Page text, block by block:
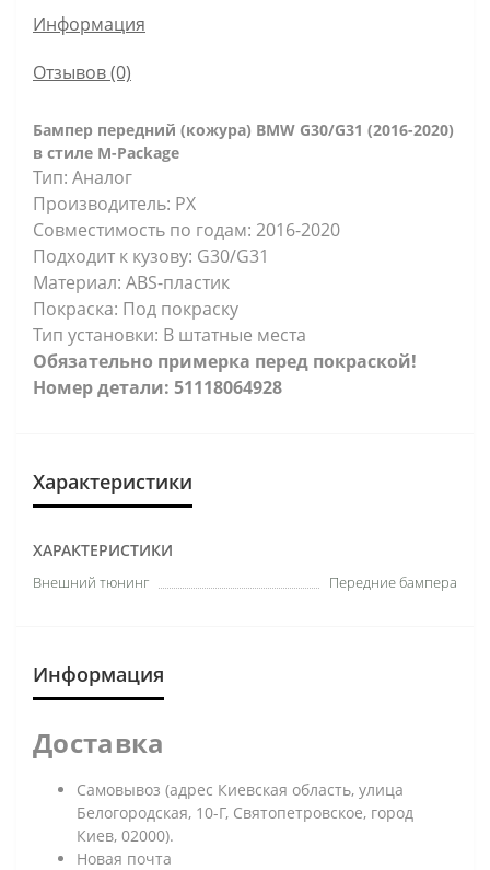
Информация
Отзывов (0)
Бампер передний (кожура) BMW G30/G31 (2016-2020)
в стиле M-Package
Тип: Аналог
Производитель: PX
Совместимость по годам: 2016-2020
Подходит к кузову: G30/G31
Материал: ABS-пластик
Покраска: Под покраску
Тип установки: В штатные места
Обязательно примерка перед покраской!
Номер детали: 51118064928
Характеристики
ХАРАКТЕРИСТИКИ
Внешний тюнинг Передние бампера
Информация
Доставка
Самовывоз (адрес Киевская область, улица
Белогородская, 10-Г, Святопетровское, город
Киев, 02000).
Новая почта